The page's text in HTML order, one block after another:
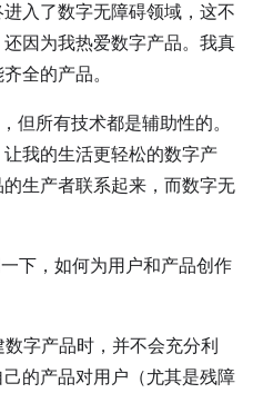
入了数字无障碍领域，这不
因为我热爱数字产品。我真
全的产品。
但所有技术都是辅助性的。
我的生活更轻松的数字产
生产者联系起来，而数字无
下，如何为用户和产品创作
数字产品时，并不会充分利
的产品对用户（尤其是残障